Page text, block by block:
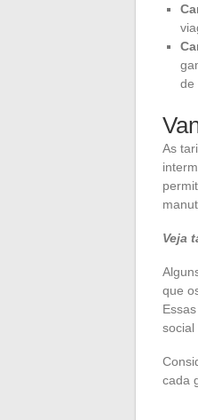
de
As
Veja
que
social
cada